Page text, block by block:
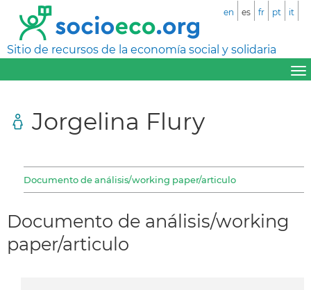
Sitio de recursos de la economía social y solidaria
en es fr pt it
Jorgelina Flury
Documento de análisis/working paper/articulo
Documento de análisis/working
paper/articulo